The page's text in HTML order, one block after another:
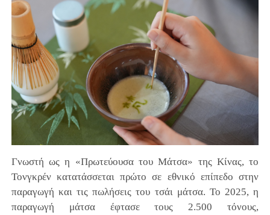
Γνωστή ως η «Πρωτεύουσα του Μάτσα» της Κίνας, το
Τονγκρέν κατατάσσεται πρώτο σε εθνικό επίπεδο στην
παραγωγή και τις πωλήσεις του τσάι μάτσα. Το 2025, η
παραγωγή μάτσα έφτασε τους 2.500 τόνους,